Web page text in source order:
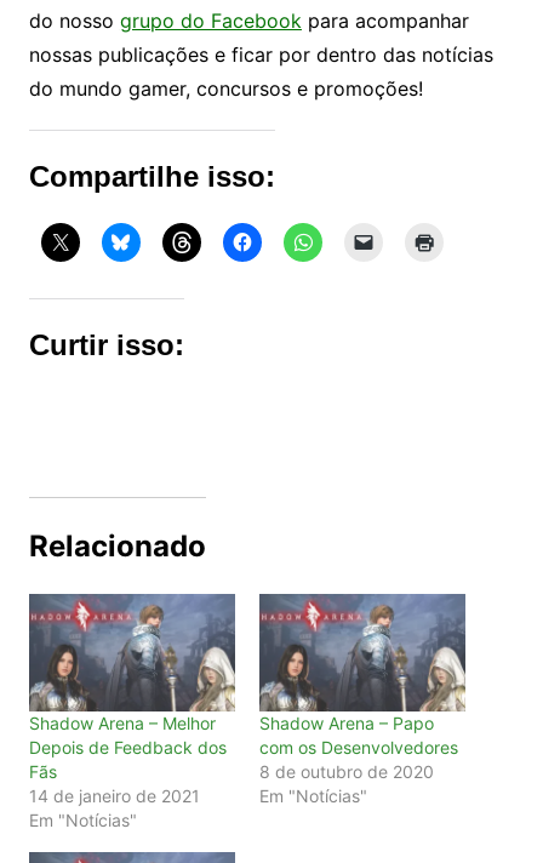
do nosso grupo do Facebook para acompanhar
nossas publicações e ficar por dentro das notícias
do mundo gamer, concursos e promoções!
Compartilhe isso:
Curtir isso:
Relacionado
Shadow Arena – Melhor
Depois de Feedback dos
Fãs
14 de janeiro de 2021
Em "Notícias"
Shadow Arena – Papo
com os Desenvolvedores
8 de outubro de 2020
Em "Notícias"